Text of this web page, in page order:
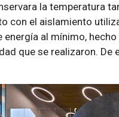
la temperatura
con el aislamiento
energía al mínimo,
que se realizaron.